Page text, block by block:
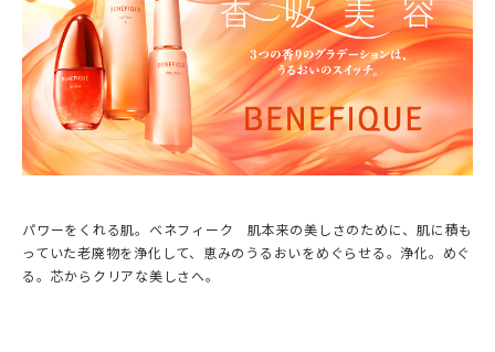
パワーをくれる肌。ベネフィーク 肌本来の美しさのために、肌に積も
っていた老廃物を浄化して、恵みのうるおいをめぐらせる。浄化。めぐ
る。芯からクリアな美しさへ。